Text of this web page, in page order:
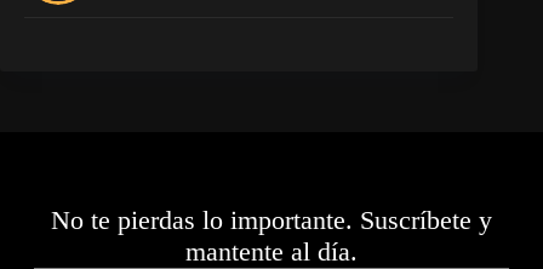
No te pierdas lo importante. Suscríbete y
mantente al día.